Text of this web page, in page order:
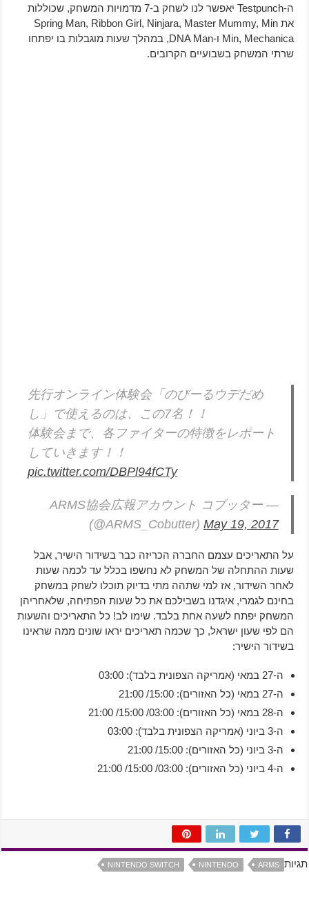
ה-Testpunch יאפשר לנו לשחק ב-7 מדמויות המשחק, שכוללות
את Spring Man, Ribbon Girl, Ninjara, Master Mummy, Min
Min, Mechanica ו-DNA Man, במהלך שעות מוגבלות בו יפתחו
שרתי המשחק בשבועיים הקרובים.
先行オンライン体験会「のびーるウデだめ
し」で使えるのは、この7名！！
体験会まで、各ファイターの特徴をレポート
していきます！！
pic.twitter.com/DBPl94fCTy
— ARMS協会広報アカウント コブッター
(@ARMS_Cobutter)May 19, 2017
על התאריכים עצמם החברה הכריזה כבר בשידור הישיר, אבל
שעות ההתחלה של המשחק לא נחשפו בכלל עד לכמה שעות
לאחר השידור, אז למי שתהה מתי בדיוק תוכלו לשחק במשחק
בחינם לגמרי, איגדנו בשבילכם את כל שעות הפתיחה, שלאחריהן
המשחק יפתח לשעה אחת בלבד. שימו לב! כל התאריכים והשעות
הם לפי שעון ישראל, כך שכמה תאריכים יראו שונים ממה שראינו
בשידור הישיר:
ה-27 במאי (אמריקה הצפונית בלבד): 03:00
ה-27 במאי (כל האזורים): 15:00/ 21:00
ה-28 במאי (כל האזורים): 03:00/ 15:00/ 21:00
ה-3 ביוני (אמריקה הצפונית בלבד): 03:00
ה-3 ביוני (כל האזורים): 15:00/ 21:00
ה-4 ביוני (כל האזורים): 03:00/ 15:00/ 21:00
תגיות ARMS
NINTENDO
NINTENDO SWITCH